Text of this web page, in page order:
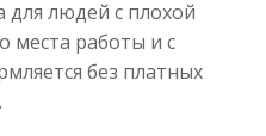
людей с плохой
места работы и с
без платных